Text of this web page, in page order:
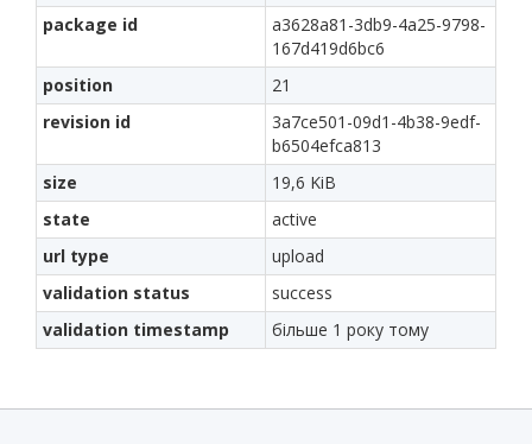
package id
a3628a81-3db9-4a25-9798-
167d419d6bc6
position
21
revision id
3a7ce501-09d1-4b38-9edf-
b6504efca813
size
19,6 KiB
state
active
url type
upload
validation status
success
validation timestamp
більше 1 року тому